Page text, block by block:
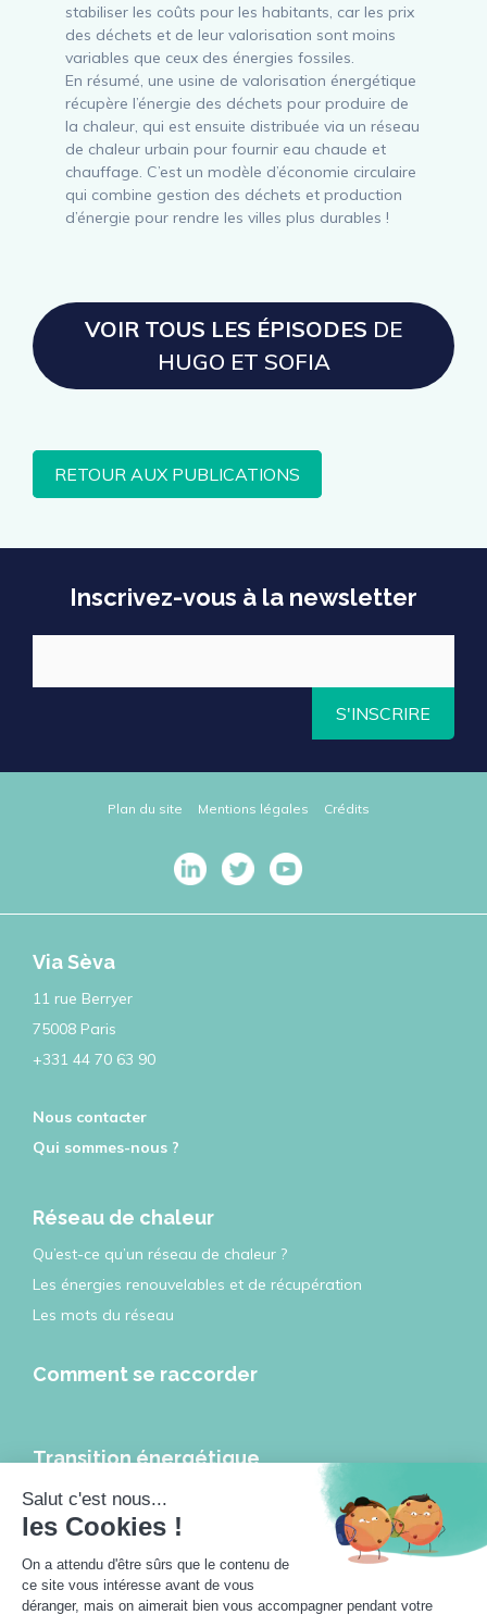
stabiliser les coûts pour les habitants, car les prix
des déchets et de leur valorisation sont moins
variables que ceux des énergies fossiles.
En résumé, une usine de valorisation énergétique
récupère l’énergie des déchets pour produire de
la chaleur, qui est ensuite distribuée via un réseau
de chaleur urbain pour fournir eau chaude et
chauffage. C’est un modèle d’économie circulaire
qui combine gestion des déchets et production
d’énergie pour rendre les villes plus durables !
VOIR TOUS LES ÉPISODES DE
HUGO ET SOFIA
RETOUR AUX PUBLICATIONS
Inscrivez-vous à la newsletter
S'INSCRIRE
Plan du site Mentions légales Crédits
Via Sèva
11 rue Berryer
75008 Paris
+331 44 70 63 90
Nous contacter
Qui sommes-nous ?
Réseau de chaleur
Qu’est-ce qu’un réseau de chaleur ?
Les énergies renouvelables et de récupération
Les mots du réseau
Comment se raccorder
Transition énergétique
Les réseaux de chaleur et de froid, leviers de la transition
énergétique
Les réseaux de chaleur à l’heure de la ville intelligente
Travailler pour les réseaux de chaleur